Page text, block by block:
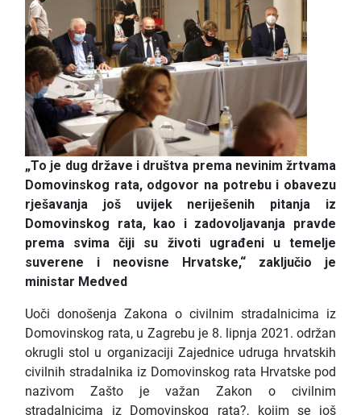
„To je dug države i društva prema nevinim žrtvama
Domovinskog rata, odgovor na potrebu i obavezu
rješavanja još uvijek neriješenih pitanja iz
Domovinskog rata, kao i zadovoljavanja pravde
prema svima čiji su životi ugrađeni u temelje
suverene i neovisne Hrvatske,“ zaključio je
ministar Medved
Uoči donošenja Zakona o civilnim stradalnicima iz
Domovinskog rata, u Zagrebu je 8. lipnja 2021. održan
okrugli stol u organizaciji Zajednice udruga hrvatskih
civilnih stradalnika iz Domovinskog rata Hrvatske pod
nazivom Zašto je važan Zakon o civilnim
stradalnicima iz Domovinskog rata?, kojim se još